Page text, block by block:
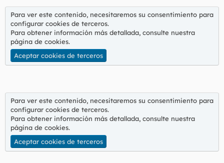
Para ver este contenido, necesitaremos su consentimiento para
configurar cookies de terceros.
Para obtener información más detallada, consulte nuestra
página de cookies.
Aceptar cookies de terceros
Para ver este contenido, necesitaremos su consentimiento para
configurar cookies de terceros.
Para obtener información más detallada, consulte nuestra
página de cookies.
Aceptar cookies de terceros